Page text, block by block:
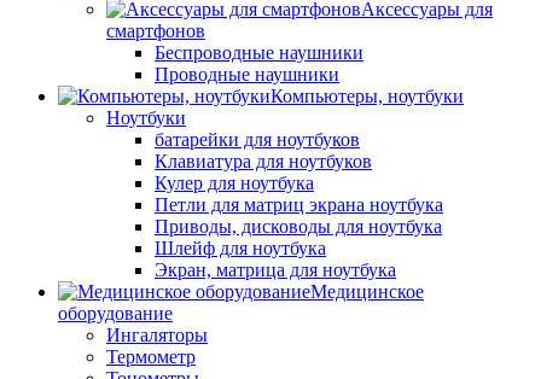
Аксессуары для
смартфонов
Беспроводные наушники
Проводные наушники
Компьютеры, ноутбуки
Ноутбуки
батарейки для ноутбуков
Клавиатура для ноутбуков
Кулер для ноутбука
Петли для матриц экрана ноутбука
Приводы, дисководы для ноутбука
Шлейф для ноутбука
Экран, матрица для ноутбука
Медицинское
оборудование
Ингаляторы
Термометр